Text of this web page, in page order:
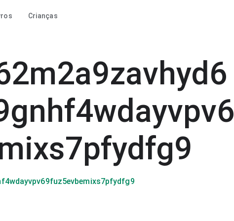
Crianças